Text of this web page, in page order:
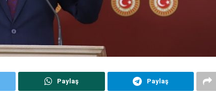
Paylaş Paylaş